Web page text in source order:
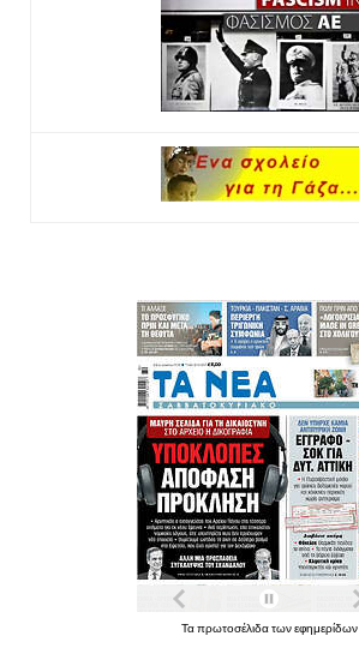
Τα πρωτοσέλιδα των εφημερίδων